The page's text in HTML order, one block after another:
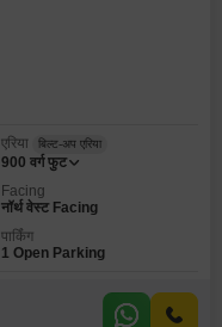
एरिया बिल्ट-अप एरिया
900 वर्ग फुट
Facing
नॉर्थ वेस्ट Facing
पार्किंग
1 Open Parking